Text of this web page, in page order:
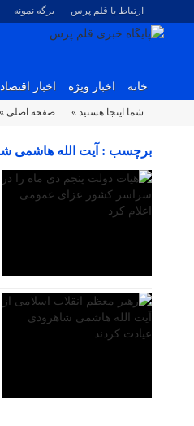
ارتباط با قلم پرس برگه نمونه
خانه اخبار ویژه اخبار
شما اینجا هستید » صفحه اصلی »
برچسب : آیت الله هاشمی